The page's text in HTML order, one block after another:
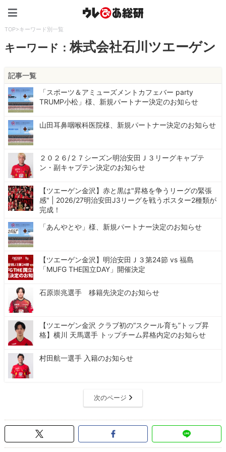
TOP>キーワード別一覧
キーワード：株式会社石川ツエーゲン
記事一覧
「スポーツ＆アミューズメントカフェバー party
TRUMP小松」様、新規パートナー決定のお知らせ
山田耳鼻咽喉科医院様、新規パートナー決定のお知らせ
２０２６/２７シーズン明治安田Ｊ３リーグキャプテ
ン・副キャプテン決定のお知らせ
【ツエーゲン金沢】赤と黒は"昇格を争うリーグの緊張
感" | 2026/27明治安田J3リーグを戦うポスター2種類が
完成！
「あんやとや」様、新規パートナー決定のお知らせ
【ツエーゲン金沢】明治安田Ｊ３第24節 vs 福島
「MUFG THE国立DAY」開催決定
石原崇兆選手 移籍先決定のお知らせ
【ツエーゲン金沢 クラブ初の“スクール育ち”トップ昇
格】横川 天馬選手 トップチーム昇格内定のお知らせ
村田航一選手 入籍のお知らせ
次のページ